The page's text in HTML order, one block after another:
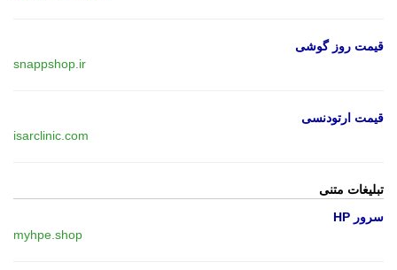
قیمت روز گوشی
snappshop.ir
قیمت ارتودنسی
isarclinic.com
تبلیغات متنی
سرور HP
myhpe.shop